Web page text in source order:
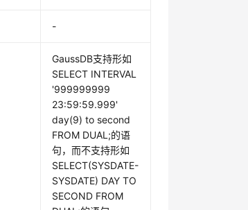
-
GaussDB支持形如
SELECT INTERVAL
'999999999
23:59:59.999'
day(9) to second
FROM DUAL;的语
句，而不支持形如
SELECT(SYSDATE-
SYSDATE) DAY TO
SECOND FROM